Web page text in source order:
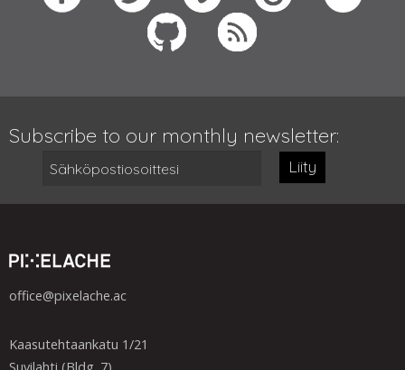
Subscribe to our monthly newsletter:
Liity
office@pixelache.ac
Kaasutehtaankatu 1/21